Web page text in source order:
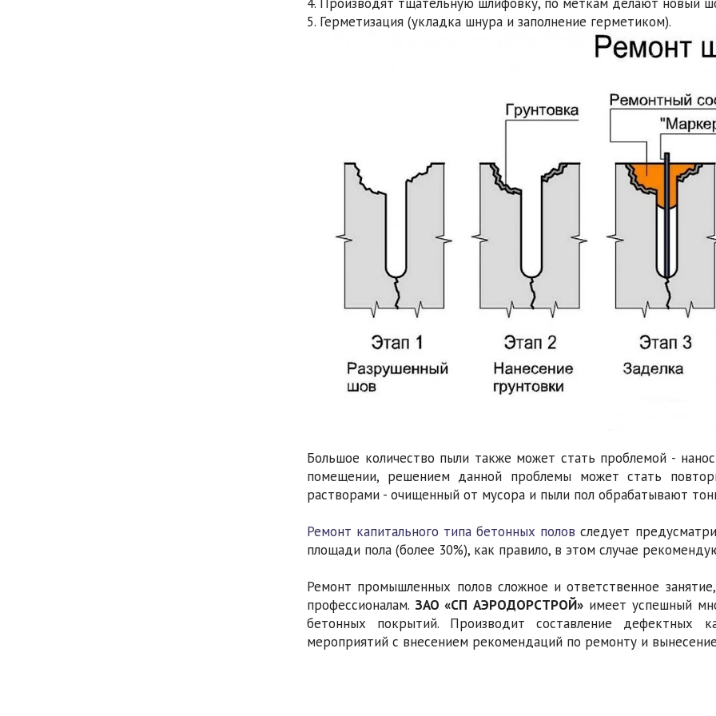
5. Герметизация (укладка шнура и заполнение герметиком).
Большое количество пыли также может стать проблемой -
помещении, решением данной проблемы может стать
растворами - очищенный от мусора и пыли пол обрабатывают
Ремонт капитального типа бетонных половследует
площади пола (более 30%), как правило, в этом случае
Ремонт промышленных полов сложное и ответственное
профессионалам. ЗАО «СП АЭРОДОРСТРОЙ»имеет успешный
бетонных покрытий. Производит составление дефектных
мероприятий с внесением рекомендаций по ремонту и